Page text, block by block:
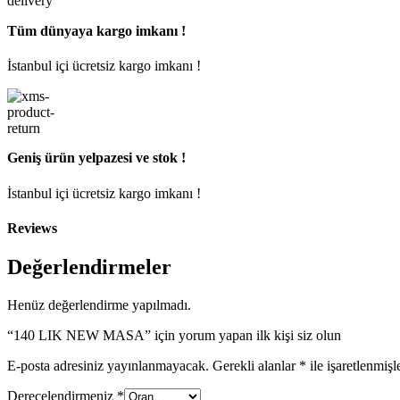
Tüm dünyaya kargo imkanı !
İstanbul içi ücretsiz kargo imkanı !
Geniş ürün yelpazesi ve stok !
İstanbul içi ücretsiz kargo imkanı !
Reviews
Değerlendirmeler
Henüz değerlendirme yapılmadı.
“140 LIK NEW MASA” için yorum yapan ilk kişi siz olun
E-posta adresiniz yayınlanmayacak. Gerekli alanlar * ile
Derecelendirmeniz *